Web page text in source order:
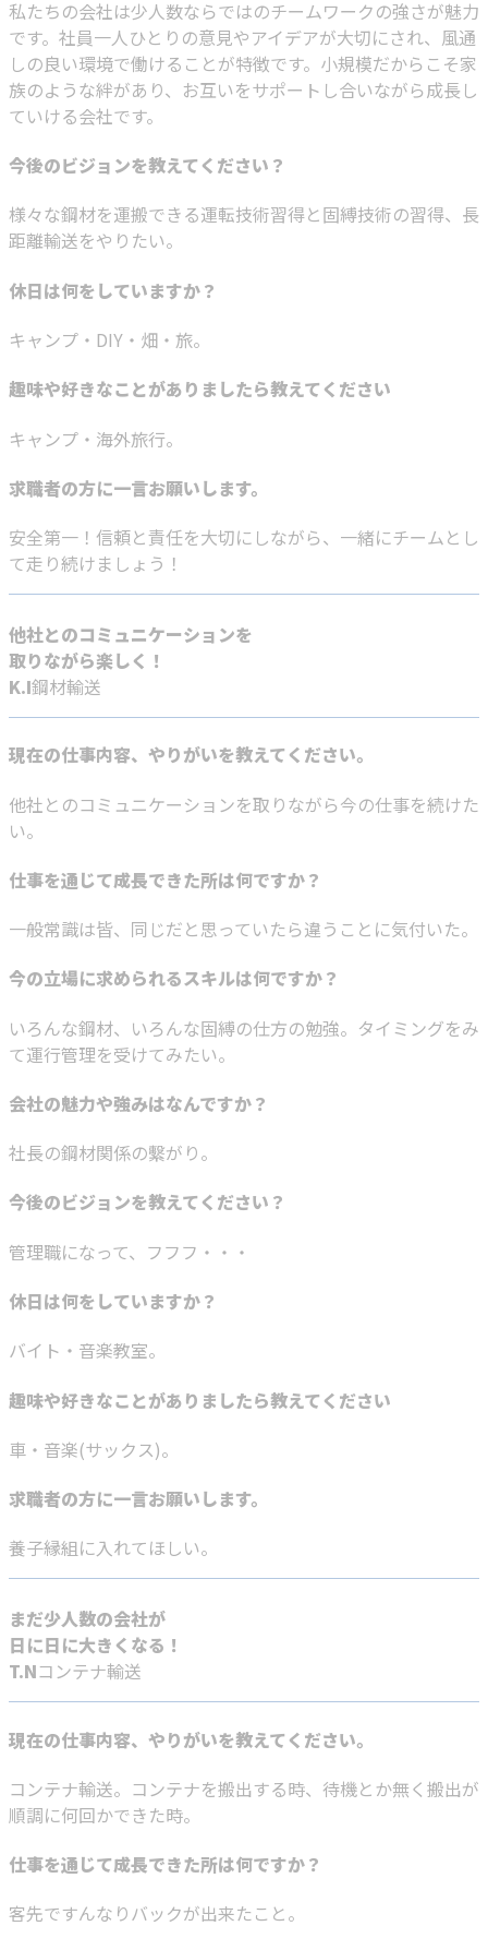
私たちの会社は少人数ならではのチームワークの強さが魅力
です。社員一人ひとりの意見やアイデアが大切にされ、風通
しの良い環境で働けることが特徴です。小規模だからこそ家
族のような絆があり、お互いをサポートし合いながら成長し
ていける会社です。
今後のビジョンを教えてください？
様々な鋼材を運搬できる運転技術習得と固縛技術の習得、長
距離輸送をやりたい。
休日は何をしていますか？
キャンプ・DIY・畑・旅。
趣味や好きなことがありましたら教えてください
キャンプ・海外旅行。
求職者の方に一言お願いします。
安全第一！信頼と責任を大切にしながら、一緒にチームとし
て走り続けましょう！
他社とのコミュニケーションを
取りながら楽しく！
K.I鋼材輸送
現在の仕事内容、やりがいを教えてください。
他社とのコミュニケーションを取りながら今の仕事を続けた
い。
仕事を通じて成長できた所は何ですか？
一般常識は皆、同じだと思っていたら違うことに気付いた。
今の立場に求められるスキルは何ですか？
いろんな鋼材、いろんな固縛の仕方の勉強。タイミングをみ
て運行管理を受けてみたい。
会社の魅力や強みはなんですか？
社長の鋼材関係の繫がり。
今後のビジョンを教えてください？
管理職になって、フフフ・・・
休日は何をしていますか？
バイト・音楽教室。
趣味や好きなことがありましたら教えてください
車・音楽(サックス)。
求職者の方に一言お願いします。
養子縁組に入れてほしい。
まだ少人数の会社が
日に日に大きくなる！
T.Nコンテナ輸送
現在の仕事内容、やりがいを教えてください。
コンテナ輸送。コンテナを搬出する時、待機とか無く搬出が
順調に何回かできた時。
仕事を通じて成長できた所は何ですか？
客先ですんなりバックが出来たこと。